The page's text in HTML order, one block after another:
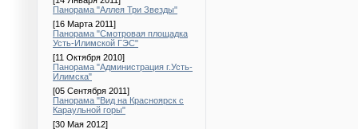
Панорама "Аллея Три Звезды"
[16 Марта 2011]
Панорама "Смотровая площадка
Усть-Илимской ГЭС"
[11 Октября 2010]
Панорама "Администрация г.Усть-
Илимска"
[05 Сентября 2011]
Панорама "Вид на Красноярск с
Караульной горы"
[30 Мая 2012]